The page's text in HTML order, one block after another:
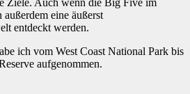
Ziele. Auch wenn die Big Five im
eine äußerst
entdeckt werden.
ich vom West Coast National Park bis
aufgenommen.